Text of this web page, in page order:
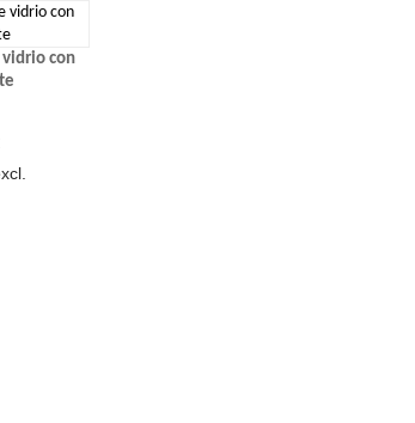
vidrio con